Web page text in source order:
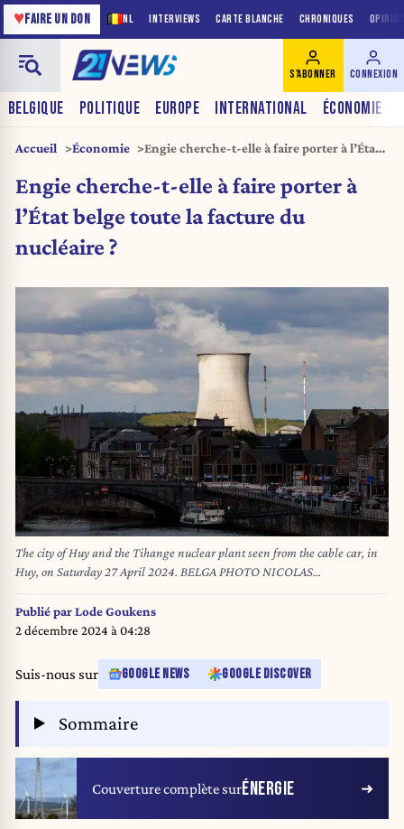
NL INTERVIEWS CARTE BLANCHE CHRONIQUES
♥FAIRE UN DON
BELGIQUE POLITIQUE EUROPE INTERNATIONAL ÉCONOMIE
S'ABONNER CONNEXION
Accueil Économie
Engie cherche-t-elle à faire porter à l’État
Engie cherche-t-elle à faire porter à
l’État belge toute la facture du
nucléaire ?
The city of Huy and the Tihange nuclear plant seen from the cable car, in
Huy, on Saturday 27 April 2024. BELGA PHOTO NICOLAS
MAETERLINCK
Publié parLode Goukens
2 décembre 2024 à 04:28
Suis-nous sur GOOGLE NEWS GOOGLE DISCOVER
Sommaire
Couverture complète surÉNERGIE